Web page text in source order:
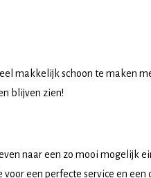
makkelijk schoon te maken
blijven zien!
naar een zo mooi mogelijk
voor een perfecte service en